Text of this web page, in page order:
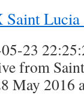
Saint
23
from
May 2016